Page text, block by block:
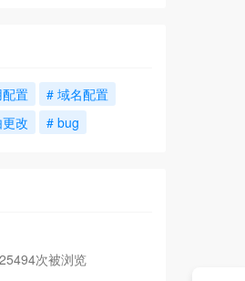
置
# 域名配置
改 # bug
次被浏览